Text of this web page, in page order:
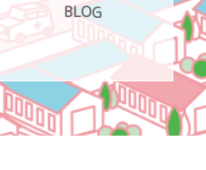
BLOG